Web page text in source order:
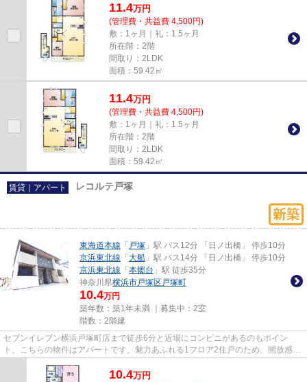
11.4万円
(管理費・共益費 4,500円)
敷：1ヶ月｜礼：1.5ヶ月
所在階：2階
間取り：2LDK
面積：59.42㎡
11.4万円
(管理費・共益費 4,500円)
敷：1ヶ月｜礼：1.5ヶ月
所在階：2階
間取り：2LDK
面積：59.42㎡
賃貸｜アパート レコルテ戸塚
東海道本線 「 戸塚 」駅 バス12分 「日ノ出橋」 停歩10分
京浜東北線 「 大船 」駅 バス14分 「日ノ出橋」 停歩10分
京浜東北線 「 本郷台 」駅 徒歩35分
神奈川県横浜市戸塚区 戸塚町
10.4万円
築年数：築1年未満 ｜募集中： 2室
階数：2階建
セブンイレブン横浜戸塚町店まで徒歩6分と近場にコンビニがあるのもポイン
ト。こちらの物件はアパートです。魅力あふれる1フロア2住戸のため、開放感が
10.4万円